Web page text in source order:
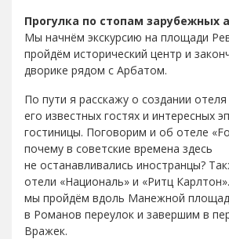
Прогулка по стопам зарубежных
Мы начнём экскурсию на площади
пройдём исторический центр и
дворике рядом с Арбатом.
По пути я расскажу о создании
его известных гостях и интересных
гостиницы. Поговорим и об отеле
почему в советские времена здесь
не останавливались иностранцы?
отели «Националь» и «Ритц
мы пройдём вдоль Манежной
в Романов переулок и завершим в
Вражек.